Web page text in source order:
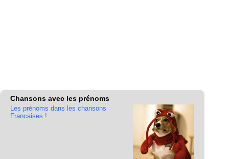
Chansons avec les prénoms
Les prénoms dans les chansons
Francaises !